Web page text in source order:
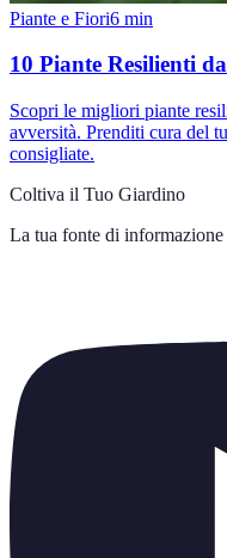
Piante e Fiori6 min
10 Piante Resilienti
Scopri le migliori piante
avversità. Prenditi cura del
consigliate.
Coltiva il Tuo Giardino
La tua fonte di informazione